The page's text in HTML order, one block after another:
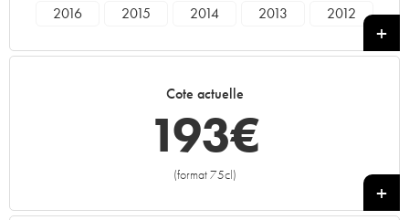
2016
2015 2014 2013
2012
1998
1993
Cote actuelle
193€
(format 75cl)
+